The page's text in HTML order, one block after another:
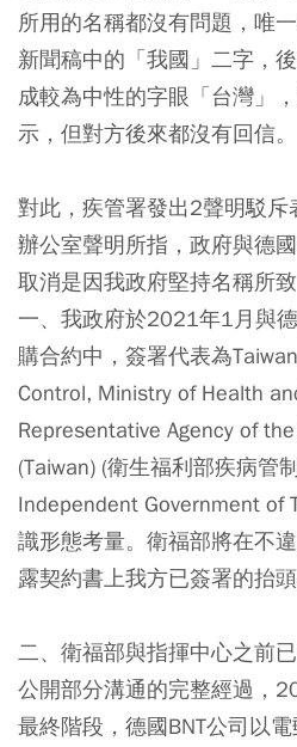
所用的名稱都沒有問題，唯
新聞稿中的「我國」二字，
成較為中性的字眼「台灣」
示，但對方後來都沒有回信。
對此，疾管署發出2聲明駁斥
辦公室聲明所指，政府與德
取消是因我政府堅持名稱所
一、我政府於2021年1月與
購合約中，簽署代表為
Control, Ministry of Health
Representative Agency of
(Taiwan) (衛生福利部疾病管
Independent Government of
識形態考量。衛福部將在不
露契約書上我方已簽署的抬
二、衛福部與指揮中心之前
公開部分溝通的完整經過，
最終階段，德國BNT公司以